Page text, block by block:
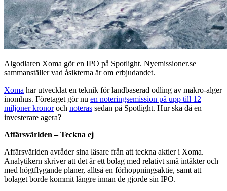
Algodlaren Xoma gör en IPO på Spotlight. Nyemissioner.se
sammanställer vad åsikterna är om erbjudandet.
Xoma har utvecklat en teknik för landbaserad odling av makro-alger
inomhus. Företaget gör nu en noteringsemission på upp till 12
miljoner kronoroch noteras sedan på Spotlight. Hur ska då en
investerare agera?
Affärsvärlden – Teckna ej
Affärsvärlden avråder sina läsare från att teckna aktier i Xoma.
Analytikern skriver att det är ett bolag med relativt små intäkter och
med högtflygande planer, alltså en förhoppningsaktie, samt att
bolaget borde kommit längre innan de gjorde sin IPO.